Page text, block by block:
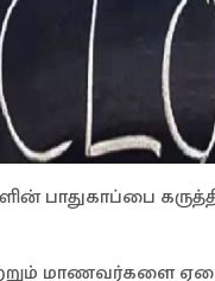
பாதுகாப்பை
மாணவர்களை